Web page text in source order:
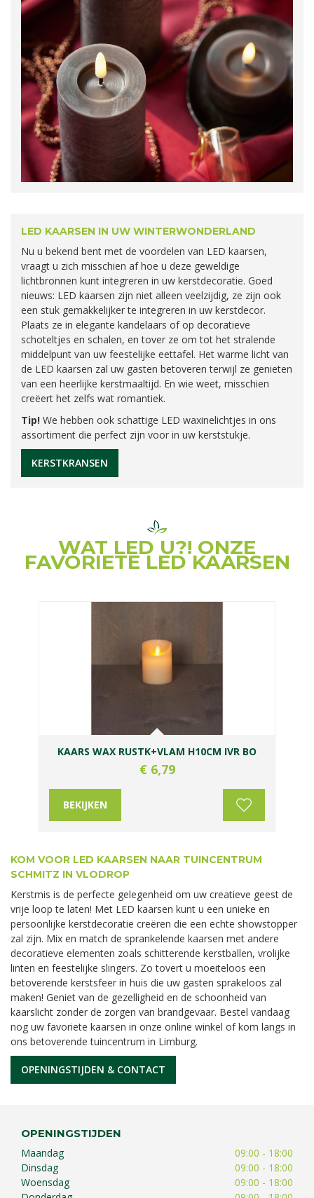
LED KAARSEN IN UW WINTERWONDERLAND
Nu u bekend bent met de voordelen van LED kaarsen,
vraagt u zich misschien af hoe u deze geweldige
lichtbronnen kunt integreren in uw kerstdecoratie. Goed
nieuws: LED kaarsen zijn niet alleen veelzijdig, ze zijn ook
een stuk gemakkelijker te integreren in uw kerstdecor.
Plaats ze in elegante kandelaars of op decoratieve
schoteltjes en schalen, en tover ze om tot het stralende
middelpunt van uw feestelijke eettafel. Het warme licht van
de LED kaarsen zal uw gasten betoveren terwijl ze genieten
van een heerlijke kerstmaaltijd. En wie weet, misschien
creëert het zelfs wat romantiek.
Tip! We hebben ook schattige LED waxinelichtjes in ons
assortiment die perfect zijn voor in uw kerststukje.
KERSTKRANSEN
WAT LED U?! ONZE
FAVORIETE LED KAARSEN
KAARS WAX RUSTK+VLAM H10CM IVR BO
€ 6,79
BEKIJKEN
KOM VOOR LED KAARSEN NAAR TUINCENTRUM
SCHMITZ IN VLODROP
Kerstmis is de perfecte gelegenheid om uw creatieve geest de
vrije loop te laten! Met LED kaarsen kunt u een unieke en
persoonlijke kerstdecoratie creëren die een echte showstopper
zal zijn. Mix en match de sprankelende kaarsen met andere
decoratieve elementen zoals schitterende kerstballen, vrolijke
linten en feestelijke slingers. Zo tovert u moeiteloos een
betoverende kerstsfeer in huis die uw gasten sprakeloos zal
maken! Geniet van de gezelligheid en de schoonheid van
kaarslicht zonder de zorgen van brandgevaar. Bestel vandaag
nog uw favoriete kaarsen in onze online winkel of kom langs in
ons betoverende tuincentrum in Limburg.
OPENINGSTIJDEN & CONTACT
OPENINGSTIJDEN
Maandag
09:00 - 18:00
Dinsdag
09:00 - 18:00
Woensdag
09:00 - 18:00